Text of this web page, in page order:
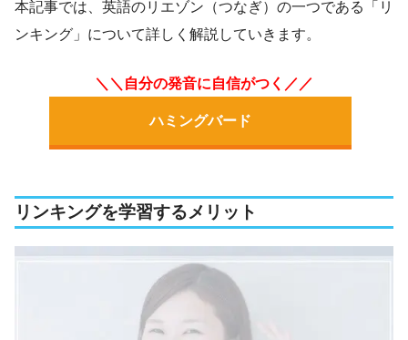
本記事では、英語のリエゾン（つなぎ）の一つである「リ
ンキング」について詳しく解説していきます。
＼＼自分の発音に自信がつく／／
ハミングバード
リンキングを学習するメリット